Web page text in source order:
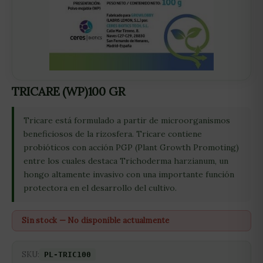
TRICARE (WP)100 GR
Tricare está formulado a partir de microorganismos
beneficiosos de la rizosfera. Tricare contiene
probióticos con acción PGP (Plant Growth Promoting)
entre los cuales destaca Trichoderma harzianum, un
hongo altamente invasivo con una importante función
protectora en el desarrollo del cultivo.
Sin stock — No disponible actualmente
SKU: PL-TRIC100